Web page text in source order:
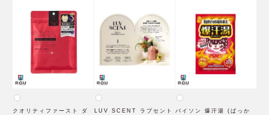
クオリティファースト ダ
LUV SCENT ラブセント
バイソン 爆汗湯 (ばっか